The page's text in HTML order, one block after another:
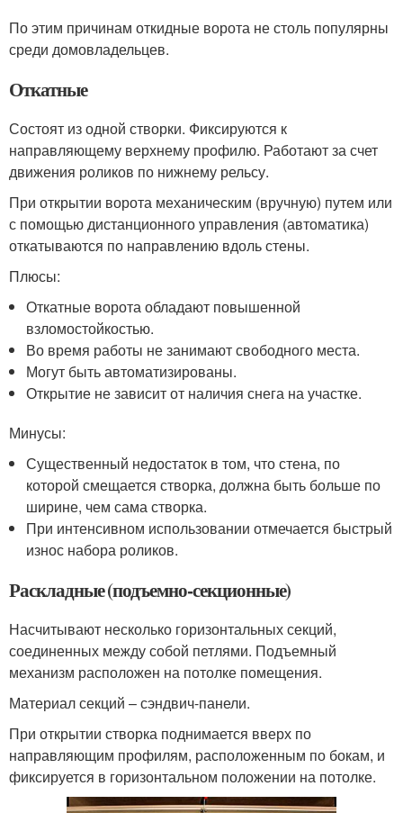
По этим причинам откидные ворота не столь популярны
среди домовладельцев.
Откатные
Состоят из одной створки. Фиксируются к
направляющему верхнему профилю. Работают за счет
движения роликов по нижнему рельсу.
При открытии ворота механическим (вручную) путем или
с помощью дистанционного управления (автоматика)
откатываются по направлению вдоль стены.
Плюсы:
Откатные ворота обладают повышенной
взломостойкостью.
Во время работы не занимают свободного места.
Могут быть автоматизированы.
Открытие не зависит от наличия снега на участке.
Минусы:
Существенный недостаток в том, что стена, по
которой смещается створка, должна быть больше по
ширине, чем сама створка.
При интенсивном использовании отмечается быстрый
износ набора роликов.
Раскладные (подъемно-секционные)
Насчитывают несколько горизонтальных секций,
соединенных между собой петлями. Подъемный
механизм расположен на потолке помещения.
Материал секций – сэндвич-панели.
При открытии створка поднимается вверх по
направляющим профилям, расположенным по бокам, и
фиксируется в горизонтальном положении на потолке.